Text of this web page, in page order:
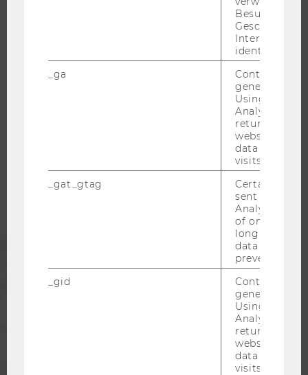
MITARBEITENDE
Besucher
Geschlecht
Interessen zu
identifizieren.
_ga
Contains a
generated
Using this
Analytics can
returning
website and
data from
visits.
_gat_gtag
Certain data
sent to
Analytics a
of once per
long as it is
data
prevented.
_gid
Contains a
generated
Using this
Analytics can
returning
website and
data from
visits.